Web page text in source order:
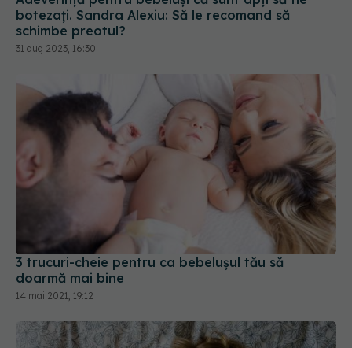
31 aug 2023, 16:30
3 trucuri-cheie pentru ca bebelușul tău să
doarmă mai bine
14 mai 2021, 19:12